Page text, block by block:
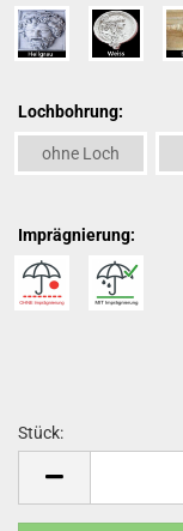
Lochbohrung:
ohne Loch
Imprägnierung:
Stück: